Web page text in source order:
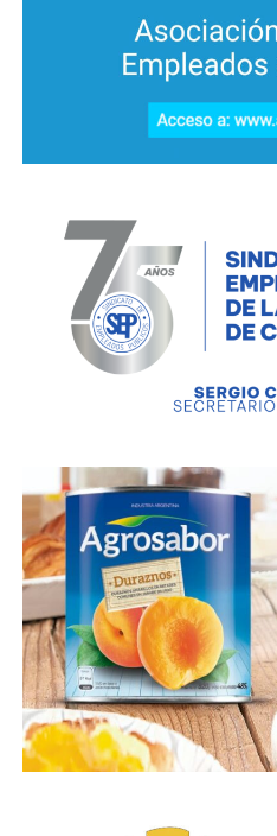
Se trata de indicaciones
cambiar debido al aspecto
epidemiológico y a cada
Las autoridades sanitarias
que las personas sigan las
Al momento de la
casos confirmados de
con un porcentaje del 44
recuperadas.
El tiempo de duplicación de
Al momento, existen 156
de casos nuevos- registra
interior; y 1,18 en Capital.
de Prevención y
siendo muy alto el Ro
activos”.
En relación a las camas
se encuentran internadas
representa un 71,5 % del
sectores público y privado